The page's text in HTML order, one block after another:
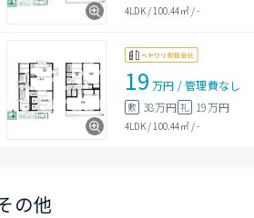
4LDK/100.44㎡/-
19 万円 /管理費なし
敷 38万円 礼 19万円
4LDK/100.44㎡/-
の他